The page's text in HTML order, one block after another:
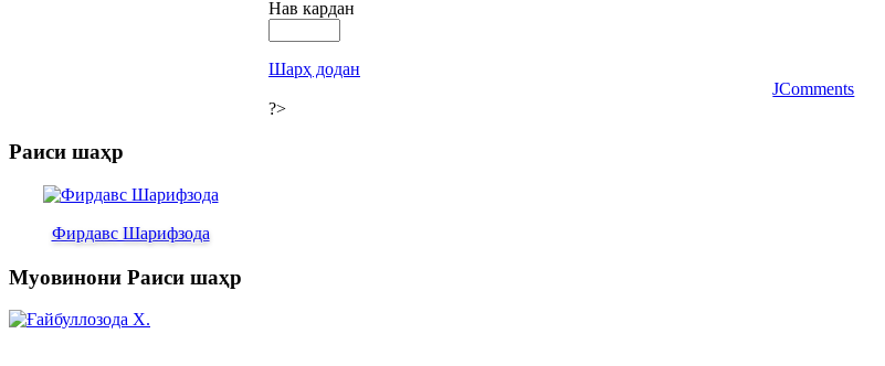
Нав кардан
Шарҳ додан
JComments
?>
Раиси шаҳр
Фирдавс Шарифзода
Муовинони Раиси шаҳр